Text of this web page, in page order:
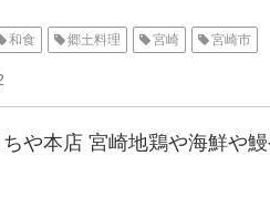
和食 郷土料理 宮崎 宮崎市
や本店 宮崎地鶏や海鮮や